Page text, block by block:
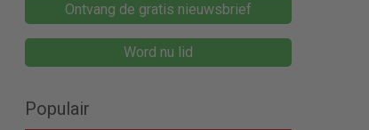
Ontvang de gratis nieuwsbrief
Word nu lid
Populair